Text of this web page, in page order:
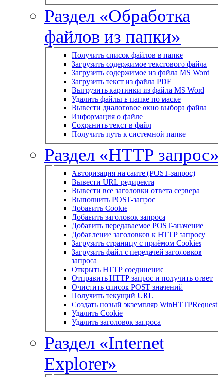
Раздел «Обработка
файлов из папки»
Получить список файлов в папке
Загрузить содержимое текстового файла
Загрузить содержимое из файла MS Word
Загрузить текст из файла PDF
Выгрузить картинки из файла MS Word
Удалить файлы в папке по маске
Вывести диалоговое окно выбора файла
Информация о файле
Сохранить текст в файл
Получить путь к системной папке
Раздел «HTTP
Авторизация на сайте (POST-запрос)
Вывести URL редиректа
Вывести все заголовки ответа сервера
Выполнить POST-запрос
Добавить Cookie
Добавить заголовок запроса
Добавить передаваемое POST-значение
Добавление заголовков к HTTP запросу
Загрузить страницу с приёмом Cookies
Загрузить файл с передачей заголовков
запроса
Открыть HTTP соединение
Отправить HTTP запрос и получить ответ
Очистить список POST значений
Получить текущий URL
Создать новый экземпляр WinHTTPRequest
Удалить Cookie
Удалить заголовок запроса
Раздел «Internet
Explorer»